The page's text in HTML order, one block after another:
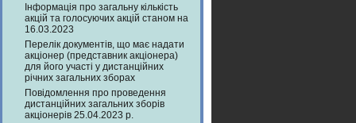
Інформація про загальну кількість
акцій та голосуючих акцій станом на
16.03.2023
Перелік документів, що має надати
акціонер (представник акціонера)
для його участі у дистанційних
річних загальних зборах
Повідомлення про проведення
дистанційних загальних зборів
акціонерів 25.04.2023 р.